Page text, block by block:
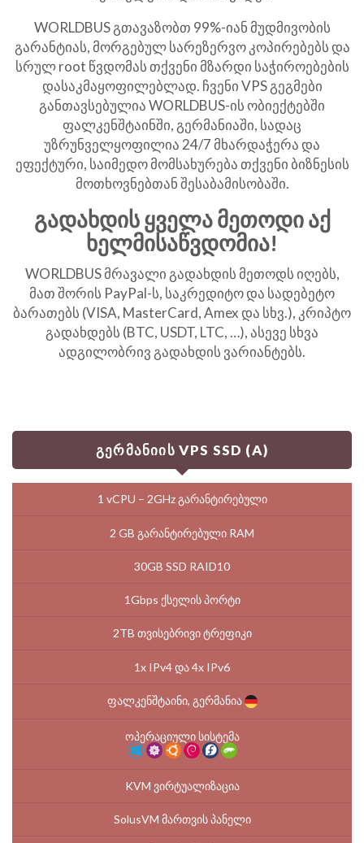
WORLDBUS გთავაზობთ 99%-იან მუდმივობის
გარანტიას, მორგებულ სარეზერვო კოპირებებს და
სრულ root წვდომას თქვენი მზარდი საჭიროებების
დასაკმაყოფილებლად. ჩვენი VPS გეგმები
განთავსებულია WORLDBUS-ის ობიექტებში
ფალკენშტაინში, გერმანიაში, სადაც
უზრუნველყოფილია 24/7 მხარდაჭერა და
ეფექტური, საიმედო მომსახურება თქვენი ბიზნესის
მოთხოვნებთან შესაბამისობაში.
გადახდის ყველა მეთოდი აქ
ხელმისაწვდომია!
WORLDBUS მრავალი გადახდის მეთოდს იღებს,
მათ შორის PayPal-ს, საკრედიტო და სადებეტო
ბარათებს (VISA, MasterCard, Amex და სხვ.), კრიპტო
გადახდებს (BTC, USDT, LTC, …), ასევე სხვა
ადგილობრივ გადახდის ვარიანტებს.
გერმანიის VPS SSD (A)
1 vCPU – 2GHz გარანტირებული
2 GB გარანტირებული RAM
30GB SSD RAID10
1Gbps ქსელის პორტი
2TB თვისებრივი ტრეფიკი
1x IPv4 და 4x IPv6
ფალკენშტაინი, გერმანია
ოპერაციული სისტემა
KVM ვირტუალიზაცია
SolusVM მართვის პანელი